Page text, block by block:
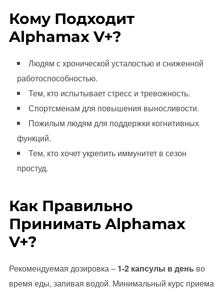
Кому Подходит
Alphamax V+?
Людям с хронической усталостью и сниженной
работоспособностью.
Тем, кто испытывает стресс и тревожность.
Спортсменам для повышения выносливости.
Пожилым людям для поддержки когнитивных
функций.
Тем, кто хочет укрепить иммунитет в сезон
простуд.
Как Правильно
Принимать Alphamax
V+?
Рекомендуемая дозировка – 1-2 капсулы в день во
время еды, запивая водой. Минимальный курс приема